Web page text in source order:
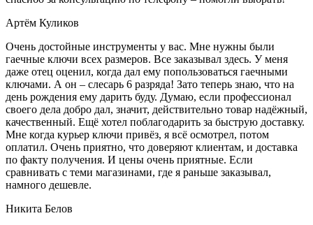
Артём Куликов
Очень достойные инструменты у вас. Мне нужны были
гаечные ключи всех размеров. Все заказывал здесь. У меня
даже отец оценил, когда дал ему попользоваться гаечными
ключами. А он – слесарь 6 разряда! Зато теперь знаю, что на
день рождения ему дарить буду. Думаю, если профессионал
своего дела добро дал, значит, действительно товар надёжный,
качественный. Ещё хотел поблагодарить за быструю доставку.
Мне когда курьер ключи привёз, я всё осмотрел, потом
оплатил. Очень приятно, что доверяют клиентам, и доставка
по факту получения. И цены очень приятные. Если
сравнивать с теми магазинами, где я раньше заказывал,
намного дешевле.
Никита Белов